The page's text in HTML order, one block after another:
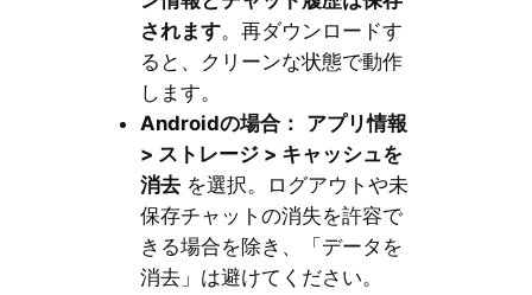
されます。再ダウンロードす
ると、クリーンな状態で動作
します。
Androidの場合： アプリ情報
> ストレージ > キャッシュを
消去を選択。ログアウトや未
保存チャットの消失を許容で
きる場合を除き、「データを
消去」は避けてください。